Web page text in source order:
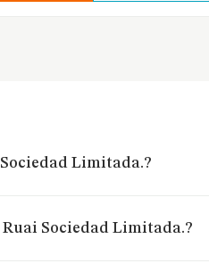
Limitada.?
Sociedad Limitada.?